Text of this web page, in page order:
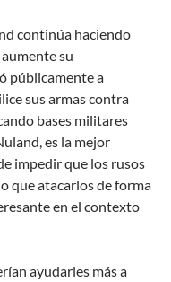
continúa haciendo
su
públicamente a
sus armas contra
bases militares
es la mejor
impedir que los rusos
que atacarlos de forma
en el contexto
ayudarles más a